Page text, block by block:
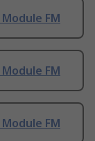
FM
FM
FM